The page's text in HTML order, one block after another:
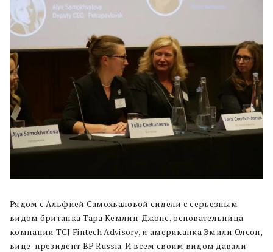
Рядом с Альфией Самохваловой сидели с серьезным
видом британка Тара Кемлин-Джонс, основательница
компании TCJ Fintech Advisory, и американка Эмили Олсон,
вице-президент BP Russia. И всем своим видом давали